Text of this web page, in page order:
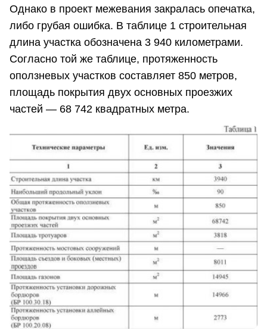
Однако в проект межевания закралась опечатка,
либо грубая ошибка. В таблице 1 строительная
длина участка обозначена 3 940 километрами.
Согласно той же таблице, протяженность
оползневых участков составляет 850 метров,
площадь покрытия двух основных проезжих
частей — 68 742 квадратных метра.